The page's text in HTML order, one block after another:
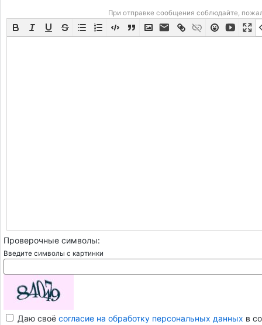
При отправке сообщения соблюдайте,
Проверочные символы:
Введите символы с картинки
Даю своё согласие на обработку персональных данных в